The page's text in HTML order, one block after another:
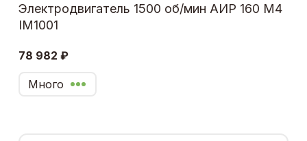
Электродвигатель 1500 об/мин АИР 160 М4
IM1001
78 982 ₽
Много